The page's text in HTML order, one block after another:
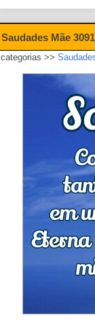
Saudades Mãe 3091
categorias >>